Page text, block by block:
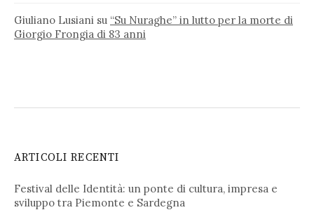
Giuliano Lusiani su “Su Nuraghe” in lutto per la morte di
Giorgio Frongia di 83 anni
ARTICOLI RECENTI
Festival delle Identità: un ponte di cultura, impresa e
sviluppo tra Piemonte e Sardegna